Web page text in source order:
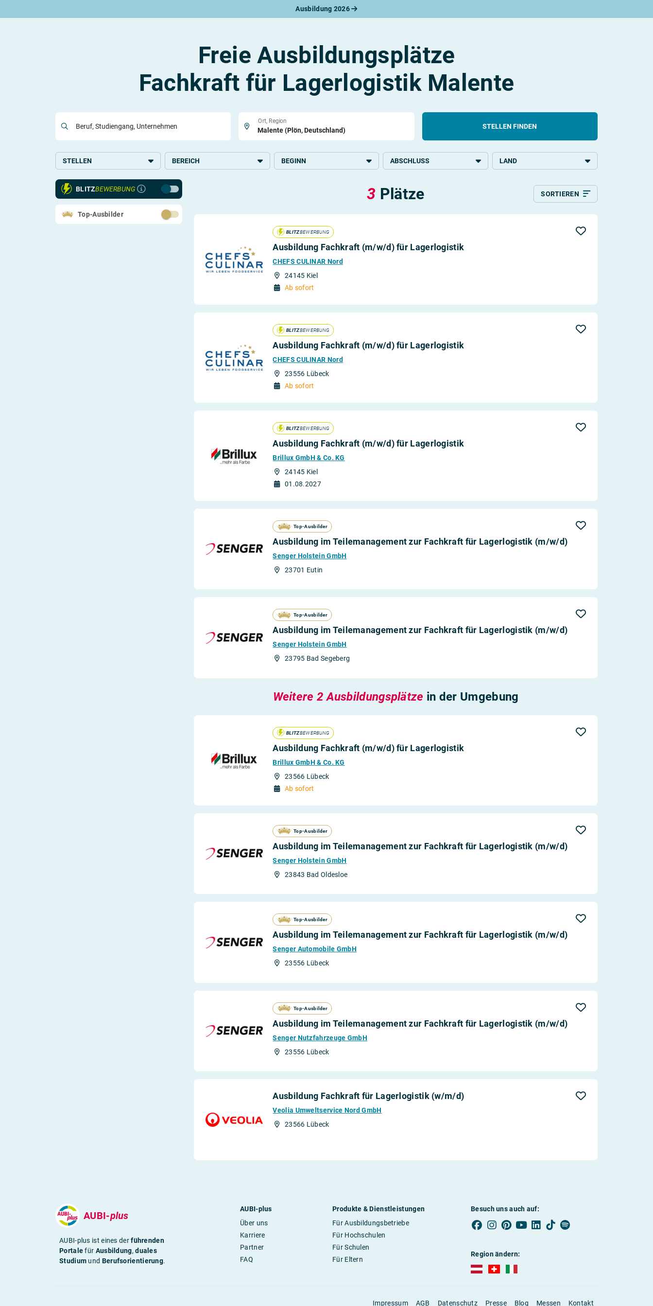
Ausbildung 2026
Rund um die AusbildungRund um das duale StudiumRund um Berufe
Berufe nach Themen
Bewerbungsratgeber
Vorlagen
Online-Bewerbung
Vorstellungsgespräch
Bewerbungs-Check
Freie Ausbildungsplätze
Fachkraft für Lagerlogistik Malente
Beruf, Studiengang, Unternehmen
Ort, Region
STELLEN FINDEN
STELLEN
Ausbildung
Schülerpraktikum
BEREICH
Logistik und Verkehr
Systemrelevant
BEGINN ABSCHLUSS LAND
Deutschland
BLITZBEWERBUNG
Top-Ausbilder
3 Plätze SORTIEREN
BLITZBEWERBUNG
Ausbildung Fachkraft (m/w/d) für Lagerlogistik
CHEFS CULINAR Nord
24145 Kiel
Ab sofort
BLITZBEWERBUNG
Ausbildung Fachkraft (m/w/d) für Lagerlogistik
CHEFS CULINAR Nord
23556 Lübeck
Ab sofort
BLITZBEWERBUNG
Ausbildung Fachkraft (m/w/d) für Lagerlogistik
Brillux GmbH & Co. KG
24145 Kiel
01.08.2027
Top-Ausbilder
Ausbildung im Teilemanagement zur Fachkraft für Lagerlogistik (m/w/d)
Senger Holstein GmbH
23701 Eutin
Top-Ausbilder
Ausbildung im Teilemanagement zur Fachkraft für Lagerlogistik (m/w/d)
Senger Holstein GmbH
23795 Bad Segeberg
Weitere 2 Ausbildungsplätze in der Umgebung
BLITZBEWERBUNG
Ausbildung Fachkraft (m/w/d) für Lagerlogistik
Brillux GmbH & Co. KG
23566 Lübeck
Ab sofort
Top-Ausbilder
Ausbildung im Teilemanagement zur Fachkraft für Lagerlogistik (m/w/d)
Senger Holstein GmbH
23843 Bad Oldesloe
Top-Ausbilder
Ausbildung im Teilemanagement zur Fachkraft für Lagerlogistik (m/w/d)
Senger Automobile GmbH
23556 Lübeck
Top-Ausbilder
Ausbildung im Teilemanagement zur Fachkraft für Lagerlogistik (m/w/d)
Senger Nutzfahrzeuge GmbH
23556 Lübeck
Ausbildung Fachkraft für Lagerlogistik (w/m/d)
Veolia Umweltservice Nord GmbH
23566 Lübeck
AUBI-plus
AUBI-plus ist eines derführenden
Portalefür Ausbildung,duales
Studium und Berufsorientierung.
AUBI-plus
Über uns
Karriere
Partner
FAQ
Produkte & Dienstleistungen
Für Ausbildungsbetriebe
Für Hochschulen
Für Schulen
Für Eltern
Besuch uns auch auf:
Region ändern:
AUBI-plus Österreich (deutsch)
Impressum AGB Datenschutz Presse Blog Messen Kontakt